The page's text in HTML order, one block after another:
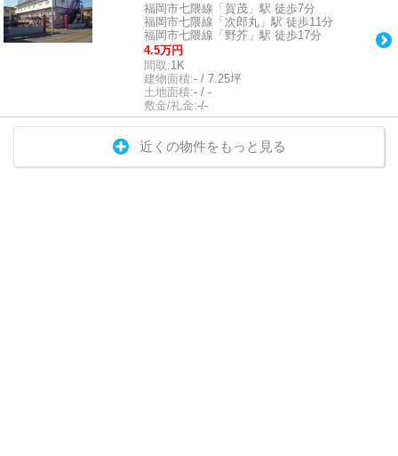
福岡市七隈線「賀茂」駅 徒歩7分
福岡市七隈線「次郎丸」駅 徒歩11分
福岡市七隈線「野芥」駅 徒歩17分
4.5万円
間取:1K
建物面積:- / 7.25坪
土地面積:- / -
敷金/礼金:-/-
近くの物件をもっと見る